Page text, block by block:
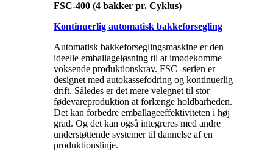
FSC-400 (4 bakker pr. Cyklus)
Kontinuerlig automatisk bakkeforsegling
Automatisk bakkeforseglingsmaskine er den
ideelle emballageløsning til at imødekomme
voksende produktionskrav. FSC -serien er
designet med autokassefodring og kontinuerlig
drift. Således er det mere velegnet til stor
fødevareproduktion at forlænge holdbarheden.
Det kan forbedre emballageeffektiviteten i høj
grad. Og det kan også integreres med andre
understøttende systemer til dannelse af en
produktionslinje.